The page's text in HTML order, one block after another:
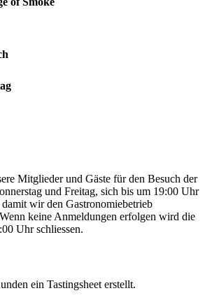
Mitglieder und Gäste für den Besuch der
und Freitag, sich bis um 19:00 Uhr
wir den Gastronomiebetrieb
keine Anmeldungen erfolgen wird die
Uhr schliessen.
ein Tastingsheet erstellt.